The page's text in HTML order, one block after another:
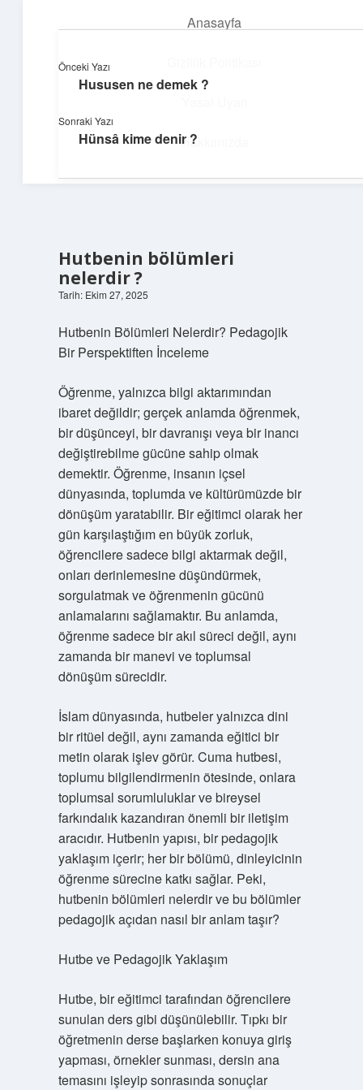
Anasayfa
Hakkımızda
Dalgalardan ilham alan neşeli bilgiler!
Hutbenin bölümleri
nelerdir ?
Tarih: Ekim 27, 2025
Hutbenin Bölümleri Nelerdir? Pedagojik
Bir Perspektiften İnceleme
Öğrenme, yalnızca bilgi aktarımından
ibaret değildir; gerçek anlamda öğrenmek,
bir düşünceyi, bir davranışı veya bir inancı
değiştirebilme gücüne sahip olmak
demektir. Öğrenme, insanın içsel
dünyasında, toplumda ve kültürümüzde bir
dönüşüm yaratabilir. Bir eğitimci olarak her
gün karşılaştığım en büyük zorluk,
öğrencilere sadece bilgi aktarmak değil,
onları derinlemesine düşündürmek,
sorgulatmak ve öğrenmenin gücünü
anlamalarını sağlamaktır. Bu anlamda,
öğrenme sadece bir akıl süreci değil, aynı
zamanda bir manevi ve toplumsal
dönüşüm sürecidir.
İslam dünyasında, hutbeler yalnızca dini
bir ritüel değil, aynı zamanda eğitici bir
metin olarak işlev görür. Cuma hutbesi,
toplumu bilgilendirmenin ötesinde, onlara
toplumsal sorumluluklar ve bireysel
farkındalık kazandıran önemli bir iletişim
aracıdır. Hutbenin yapısı, bir pedagojik
yaklaşım içerir; her bir bölümü, dinleyicinin
öğrenme sürecine katkı sağlar. Peki,
hutbenin bölümleri nelerdir ve bu bölümler
pedagojik açıdan nasıl bir anlam taşır?
Hutbe ve Pedagojik Yaklaşım
Hutbe, bir eğitimci tarafından öğrencilere
sunulan ders gibi düşünülebilir. Tıpkı bir
öğretmenin derse başlarken konuya giriş
yapması, örnekler sunması, dersin ana
temasını işleyip sonrasında sonuçlar
Önceki Yazı
Hususen ne demek ?
Sonraki Yazı
Hünsâ kime denir ?